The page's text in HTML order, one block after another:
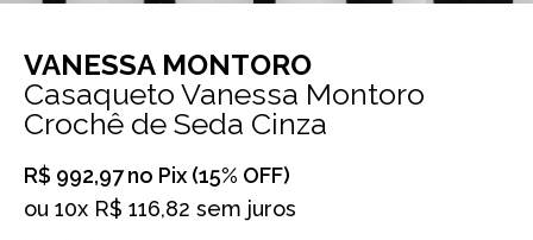
VANESSA MONTORO
Casaqueto Vanessa Montoro
Crochê de Seda Cinza
R$ 992,97no Pix (15% OFF)
ou 10x R$ 116,82 sem juros